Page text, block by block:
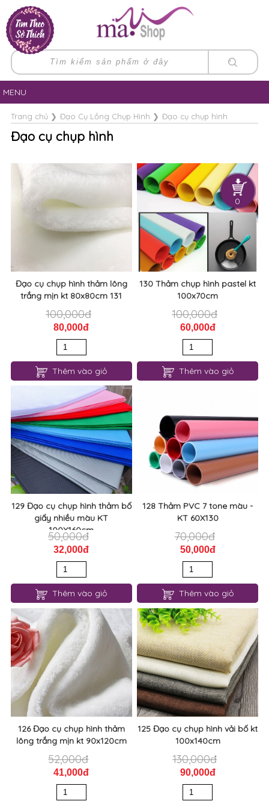
0
MENU
Trang chủ❯ Đạo Cụ Lồng Chụp Hình ❯ Đạo cụ chụp hình
Đạo cụ chụp hình
Đạo cụ chụp hình thảm lông
trắng mịn kt 80x80cm 131
100,000đ
80,000đ
Thêm vào giỏ
130 Thảm chụp hình pastel kt
100x70cm
100,000đ
60,000đ
Thêm vào giỏ
129 Đạo cụ chụp hình thảm bố
giấy nhiều màu KT
100X160cm
50,000đ
32,000đ
Thêm vào giỏ
128 Thảm PVC 7 tone màu -
KT 60X130
70,000đ
50,000đ
Thêm vào giỏ
126 Đạo cụ chụp hình thảm
lông trắng mịn kt 90x120cm
52,000đ
41,000đ
125 Đạo cụ chụp hình vải bố kt
100x140cm
130,000đ
90,000đ